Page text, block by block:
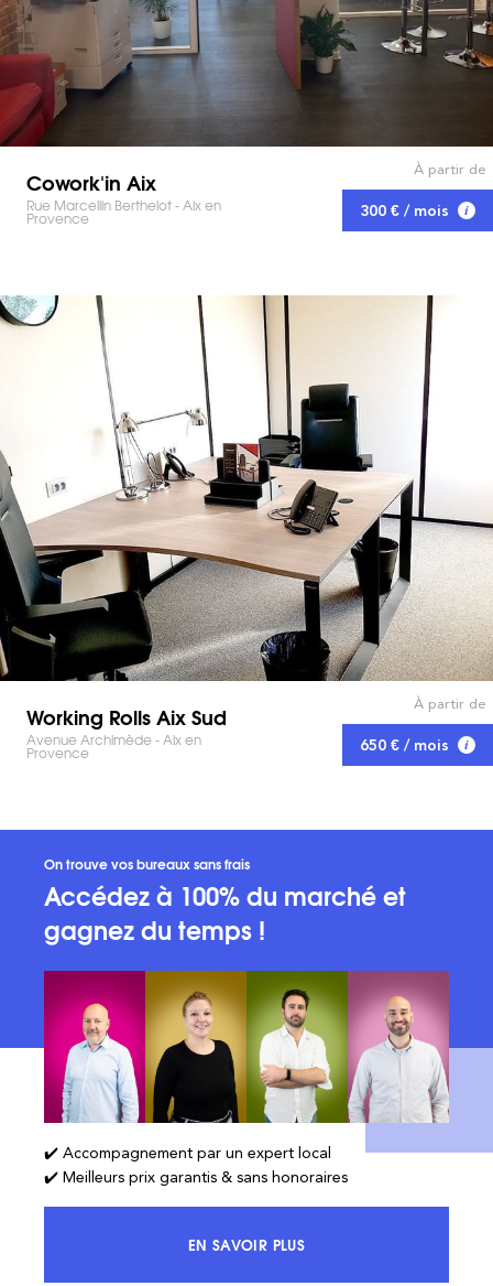
Cowork'in Aix
Rue Marcellin Berthelot - Aix en
Provence
À partir de
300 € / mois
Working Rolls Aix Sud
Avenue Archimède - Aix en
Provence
À partir de
650 € / mois
On trouve vos bureaux sans frais
Accédez à 100% du marché et
gagnez du temps !
✔️ Accompagnement par un expert local
✔️ Meilleurs prix garantis & sans honoraires
EN SAVOIR PLUSACCÉDEZ À 100% DU MARCHÉ ET